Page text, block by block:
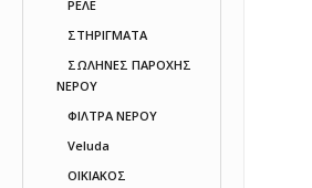
ΡΕΛΕ
ΣΤΗΡΙΓΜΑΤΑ
ΣΩΛΗΝΕΣ ΠΑΡΟΧΗΣ
ΝΕΡΟΥ
ΦΙΛΤΡΑ ΝΕΡΟΥ
Veluda
ΟΙΚΙΑΚΟΣ